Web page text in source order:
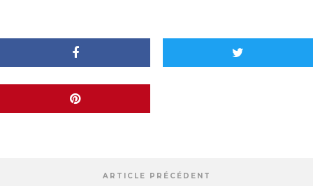
ARTICLE PRÉCÉDENT